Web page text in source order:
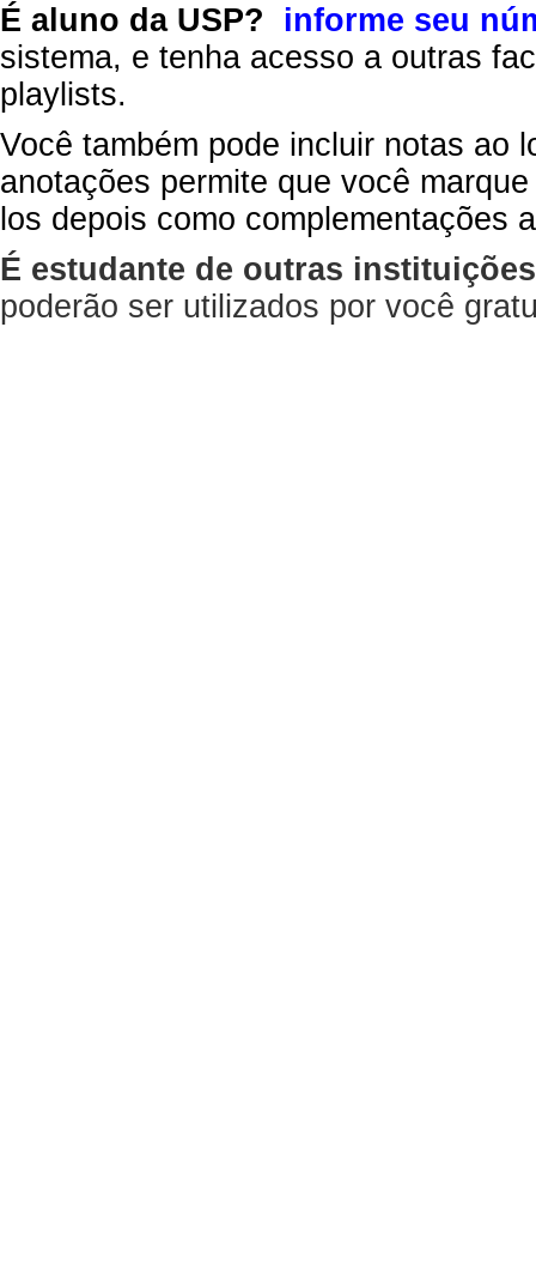
É aluno da USP?
informe seu
sistema, e tenha acesso a outras
playlists.
Você também pode incluir notas ao
anotações permite que você
los depois como complementações
É estudante de outras
poderão ser utilizados por você